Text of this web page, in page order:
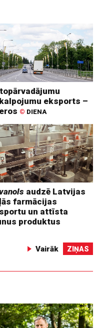
eksports –
© DIENA
audzē Latvijas
farmācijas
un attīsta
produktus
Vairāk ZIŅAS